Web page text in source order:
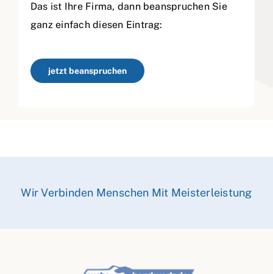
Das ist Ihre Firma, dann beanspruchen Sie
ganz einfach diesen Eintrag:
jetzt beanspruchen
Wir Verbinden Menschen Mit Meisterleistung